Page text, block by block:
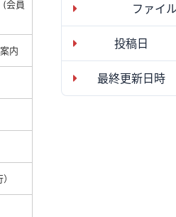
ファイ
投稿日
最終更新日時
(会員
内